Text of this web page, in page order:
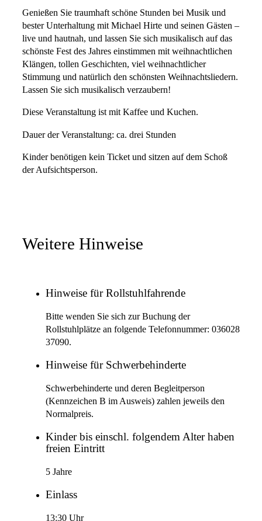
Genießen Sie traumhaft schöne Stunden bei Musik und
bester Unterhaltung mit Michael Hirte und seinen Gästen –
live und hautnah, und lassen Sie sich musikalisch auf das
schönste Fest des Jahres einstimmen mit weihnachtlichen
Klängen, tollen Geschichten, viel weihnachtlicher
Stimmung und natürlich den schönsten Weihnachtsliedern.
Lassen Sie sich musikalisch verzaubern!
Diese Veranstaltung ist mit Kaffee und Kuchen.
Dauer der Veranstaltung: ca. drei Stunden
Kinder benötigen kein Ticket und sitzen auf dem Schoß
der Aufsichtsperson.
Weitere Hinweise
Hinweise für Rollstuhlfahrende
Bitte wenden Sie sich zur Buchung der
Rollstuhlplätze an folgende Telefonnummer: 036028
37090.
Hinweise für Schwerbehinderte
Schwerbehinderte und deren Begleitperson
(Kennzeichen B im Ausweis) zahlen jeweils den
Normalpreis.
Kinder bis einschl. folgendem Alter haben
freien Eintritt
5 Jahre
Einlass
13:30 Uhr